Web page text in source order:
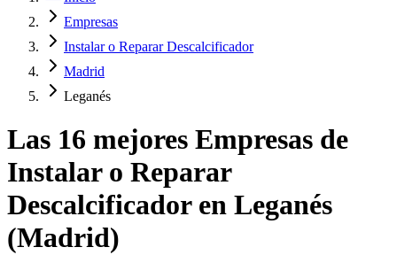
Empresas
Instalar o Reparar Descalcificador
Madrid
Leganés
Las 16 mejores Empresas de
Instalar o Reparar
Descalcificadoren Leganés
(Madrid)